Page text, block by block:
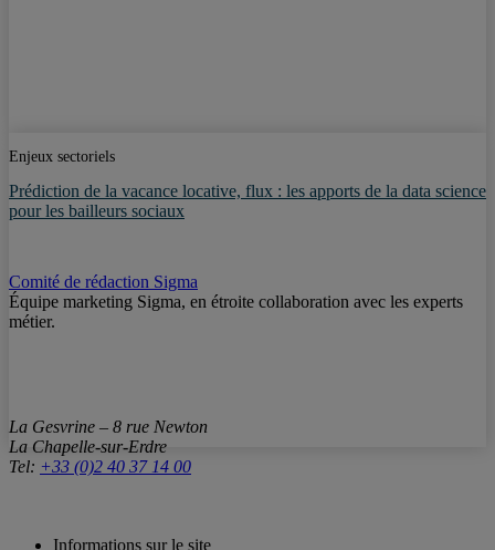
Enjeux sectoriels
Prédiction de la vacance locative, flux : les apports de la data science
pour les bailleurs sociaux
Comité de rédaction Sigma
Équipe marketing Sigma, en étroite collaboration avec les experts
métier.
La Gesvrine – 8 rue Newton
La Chapelle-sur-Erdre
Tel: +33 (0)2 40 37 14 00
Informations sur le site